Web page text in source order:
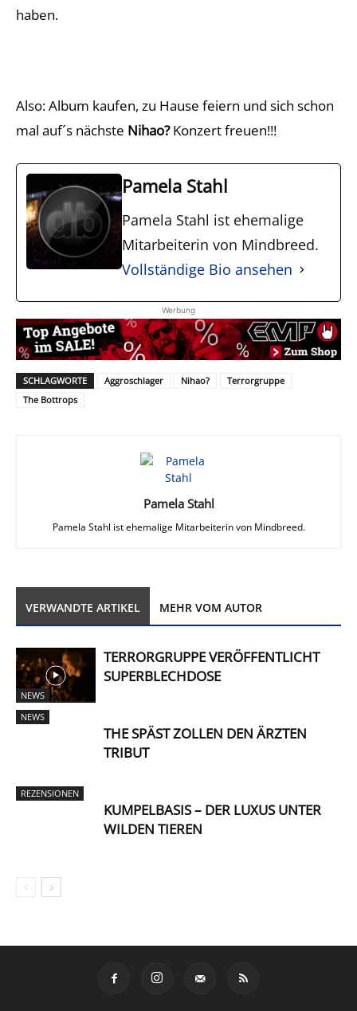
haben.
Also: Album kaufen, zu Hause feiern und sich schon
mal auf´s nächste Nihao?Konzert freuen!!!
Pamela Stahl
Pamela Stahl ist ehemalige
Mitarbeiterin von Mindbreed.
Vollständige Bio ansehen
Werbung
SCHLAGWORTE Aggroschlager Nihao?
Terrorgruppe
The Bottrops
Pamela Stahl
Pamela Stahl ist ehemalige Mitarbeiterin von Mindbreed.
VERWANDTE ARTIKEL MEHR VOM AUTOR
NEWS
TERRORGRUPPE VERÖFFENTLICHT
SUPERBLECHDOSE
NEWS
THE SPÄST ZOLLEN DEN ÄRZTEN
TRIBUT
REZENSIONEN
KUMPELBASIS – DER LUXUS UNTER
WILDEN TIEREN